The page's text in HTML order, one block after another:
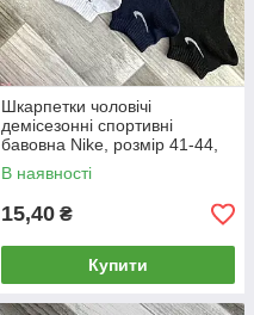
Шкарпетки чоловічі
демісезонні спортивні
бавовна Nike, розмір 41-44,
короткі, асорті, 05004
В наявності
15,40 ₴
Купити